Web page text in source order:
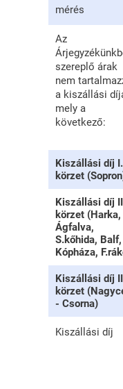
mérés
Az
szereplő árak
nem
a kiszállási
mely a
következő:
Kiszállási díj I.
körzet
Kiszállási díj
körzet (Harka,
Ágfalva,
S.kőhida, Balf,
Kópháza,
Kiszállási díj
körzet
- Csorna)
Kiszállási díj